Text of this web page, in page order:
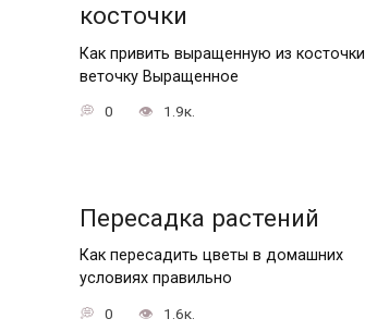
косточки
Как привить выращенную из косточки
веточку Выращенное
0 1.9к.
Пересадка растений
Как пересадить цветы в домашних
условиях правильно
0 1.6к.